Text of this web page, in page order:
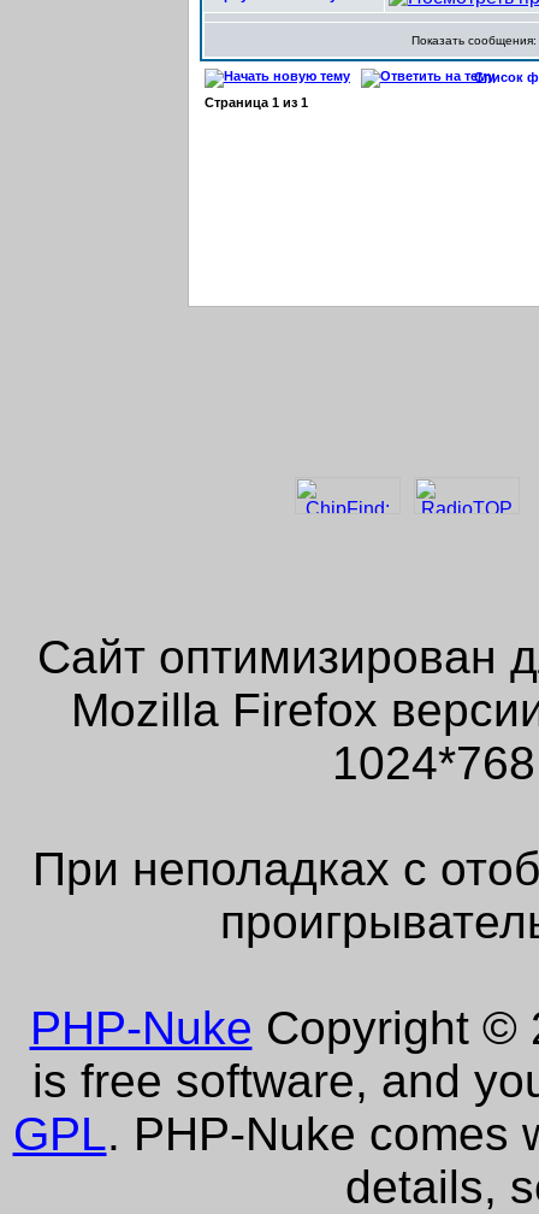
Показать сообщения:
Список
Страница 1 из 1
Сайт оптимизирован
Mozilla Firefox
При неполадках с
PHP-Nuke Copyright ©
is free software, and
GPL. PHP-Nuke comes
details,